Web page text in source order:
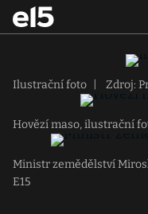
Ilustrační foto Zdroj:
Hovězí maso, ilustrační
Ministr zemědělství
E15